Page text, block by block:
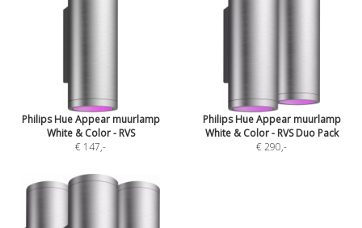
Philips Hue Appear muurlamp
White & Color - RVS
€ 147,-
Philips Hue Appear muurlamp
White & Color - RVS Duo Pack
€ 290,-